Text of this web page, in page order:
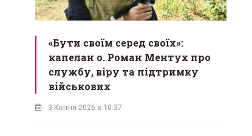
«Бути своїм серед своїх»:
капелан о. Роман Ментух про
службу, віру та підтримку
військових
3 Квітня 2026 в 10:37